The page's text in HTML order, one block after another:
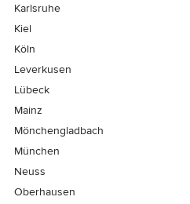
Karlsruhe
Kiel
Köln
Leverkusen
Lübeck
Mainz
Mönchen­gladbach
München
Neuss
Oberhausen